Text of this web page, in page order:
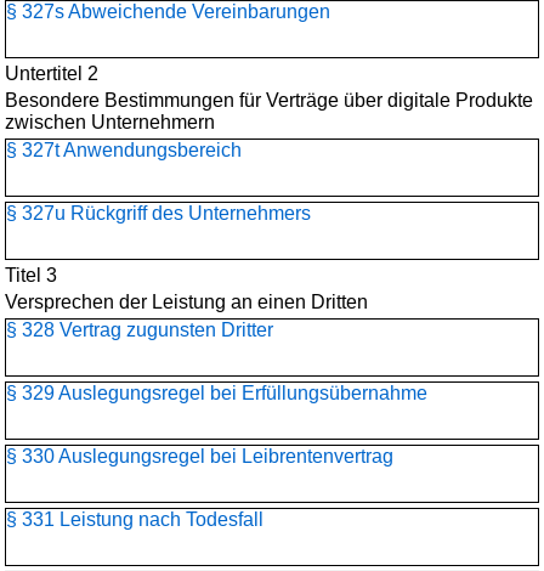
§ 327s Abweichende Vereinbarungen
Untertitel 2
Besondere Bestimmungen für Verträge über digitale Produkte
zwischen Unternehmern
§ 327t Anwendungsbereich
§ 327u Rückgriff des Unternehmers
Titel 3
Versprechen der Leistung an einen Dritten
§ 328 Vertrag zugunsten Dritter
§ 329 Auslegungsregel bei Erfüllungsübernahme
§ 330 Auslegungsregel bei Leibrentenvertrag
§ 331 Leistung nach Todesfall